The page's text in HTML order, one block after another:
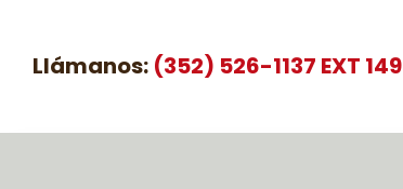
Llámanos: (352) 526-1137 EXT 149